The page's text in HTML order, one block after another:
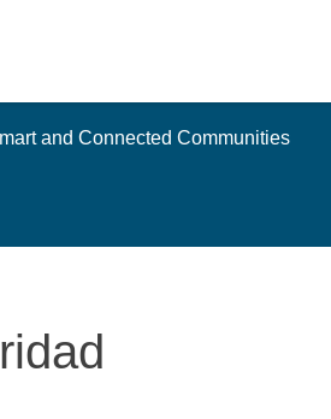
and Connected Communities